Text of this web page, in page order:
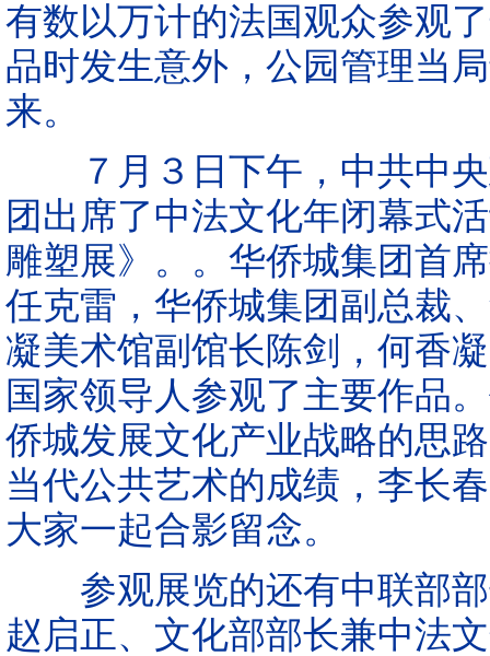
有数以万计的法国观众参观
品时发生意外，公园管理当
来。
７月３日下午，中共中央
团出席了中法文化年闭幕式
雕塑展》。。华侨城集团首
任克雷，华侨城集团副总裁
凝美术馆副馆长陈剑，何香
国家领导人参观了主要作品
侨城发展文化产业战略的思
当代公共艺术的成绩，李长
大家一起合影留念。
参观展览的还有中联部部
赵启正、文化部部长兼中法